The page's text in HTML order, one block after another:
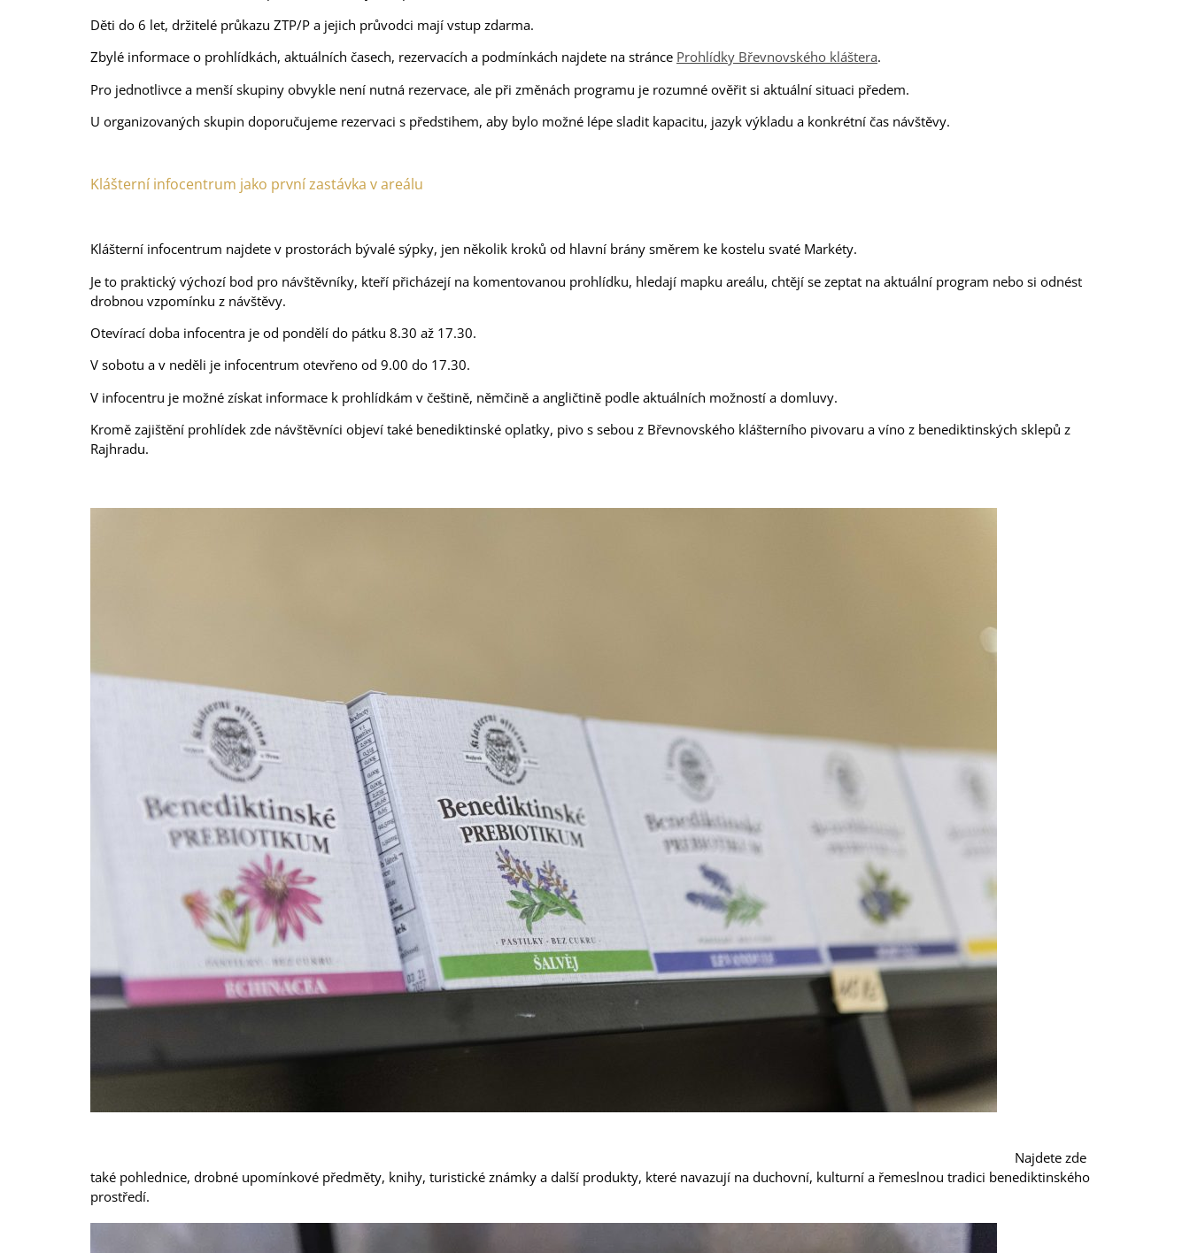
Děti do 6 let, držitelé průkazu ZTP/P a jejich průvodci mají vstup zdarma.
Zbylé informace o prohlídkách, aktuálních časech, rezervacích a podmínkách najdete na stránce Prohlídky Břevnovského kláštera.
Pro jednotlivce a menší skupiny obvykle není nutná rezervace, ale při změnách programu je rozumné ověřit si aktuální situaci předem.
U organizovaných skupin doporučujeme rezervaci s předstihem, aby bylo možné lépe sladit kapacitu, jazyk výkladu a konkrétní čas návštěvy.
Klášterní infocentrum jako první zastávka v areálu
Klášterní infocentrum najdete v prostorách bývalé sýpky, jen několik kroků od hlavní brány směrem ke kostelu svaté Markéty.
Je to praktický výchozí bod pro návštěvníky, kteří přicházejí na komentovanou prohlídku, hledají mapku areálu, chtějí se zeptat na aktuální program nebo si odnést
drobnou vzpomínku z návštěvy.
Otevírací doba infocentra je od pondělí do pátku 8.30 až 17.30.
V sobotu a v neděli je infocentrum otevřeno od 9.00 do 17.30.
V infocentru je možné získat informace k prohlídkám v češtině, němčině a angličtině podle aktuálních možností a domluvy.
Kromě zajištění prohlídek zde návštěvníci objeví také benediktinské oplatky, pivo s sebou z Břevnovského klášterního pivovaru a víno z benediktinských sklepů z
Rajhradu.
Najdete zde
také pohlednice, drobné upomínkové předměty, knihy, turistické známky a další produkty, které navazují na duchovní, kulturní a řemeslnou tradici benediktinského
prostředí.